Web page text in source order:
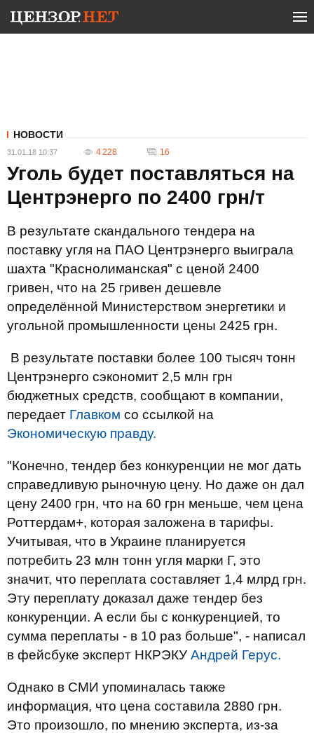
НОВОСТИ
31.01.18 10:37 4 228 16
Уголь будет поставляться на
Центрэнерго по 2400 грн/т
В результате скандального тендера на
поставку угля на ПАО Центрэнерго выиграла
шахта "Краснолиманская" с ценой 2400
гривен, что на 25 гривен дешевле
определённой Министерством энергетики и
угольной промышленности цены 2425 грн.
В результате поставки более 100 тысяч тонн
Центрэнерго сэкономит 2,5 млн грн
бюджетных средств, сообщают в компании,
передает Главком со ссылкой на
Экономическую правду.
"Конечно, тендер без конкуренции не мог дать
справедливую рыночную цену. Но даже он дал
цену 2400 грн, что на 60 грн меньше, чем цена
Роттердам+, которая заложена в тарифы.
Учитывая, что в Украине планируется
потребить 23 млн тонн угля марки Г, это
значит, что переплата составляет 1,4 млрд грн.
Эту переплату доказал даже тендер без
конкуренции. А если бы с конкуренцией, то
сумма переплаты - в 10 раз больше", - написал
в фейсбуке эксперт НКРЭКУ Андрей Герус.
Однако в СМИ упоминалась также
информация, что цена составила 2880 грн.
Это произошло, по мнению эксперта, из-за